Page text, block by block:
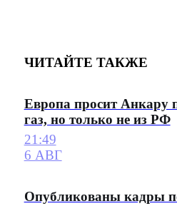
ЧИТАЙТЕ ТАКЖЕ
Европа просит Анкару
газ, но только не из РФ
21:49
6 АВГ
Опубликованы кадры